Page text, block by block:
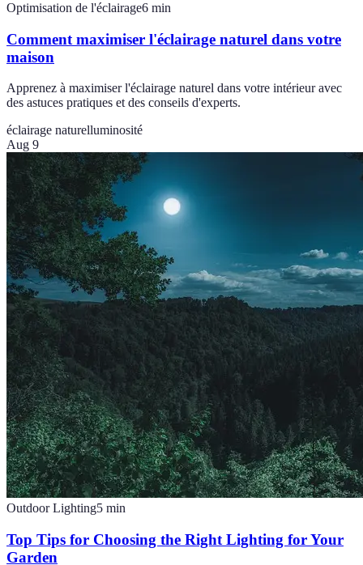
Optimisation de l'éclairage6 min
Comment maximiser l'éclairage naturel dans votre
maison
Apprenez à maximiser l'éclairage naturel dans votre intérieur avec
des astuces pratiques et des conseils d'experts.
éclairage naturelluminosité
Aug 9
Outdoor Lighting5 min
Top Tips for Choosing the Right Lighting for Your
Garden